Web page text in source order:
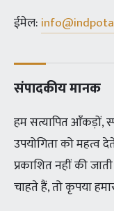
ईमेल:
संपादकीय मानक
हम सत्यापित आँकड़ों,
उपयोगिता को महत्व
प्रकाशित नहीं की
चाहते हैं, तो कृपया